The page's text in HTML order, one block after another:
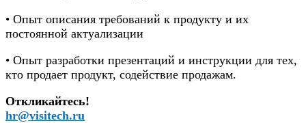
• Опыт описания требований к продукту и их
постоянной актуализации
• Опыт разработки презентаций и инструкции для тех,
кто продает продукт, содействие продажам.
Откликайтесь!
hr@visitech.ru